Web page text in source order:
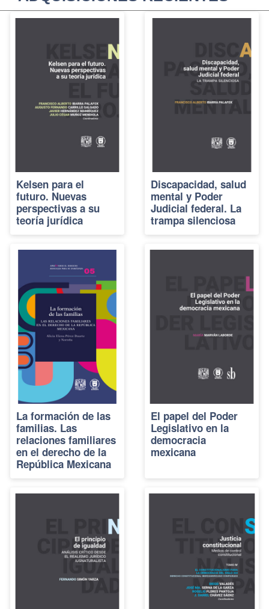
Kelsen para el
futuro. Nuevas
perspectivas a su
teoría jurídica
Discapacidad, salud
mental y Poder
Judicial federal. La
trampa silenciosa
La formación de las
familias. Las
relaciones familiares
en el derecho de la
República Mexicana
El papel del Poder
Legislativo en la
democracia
mexicana